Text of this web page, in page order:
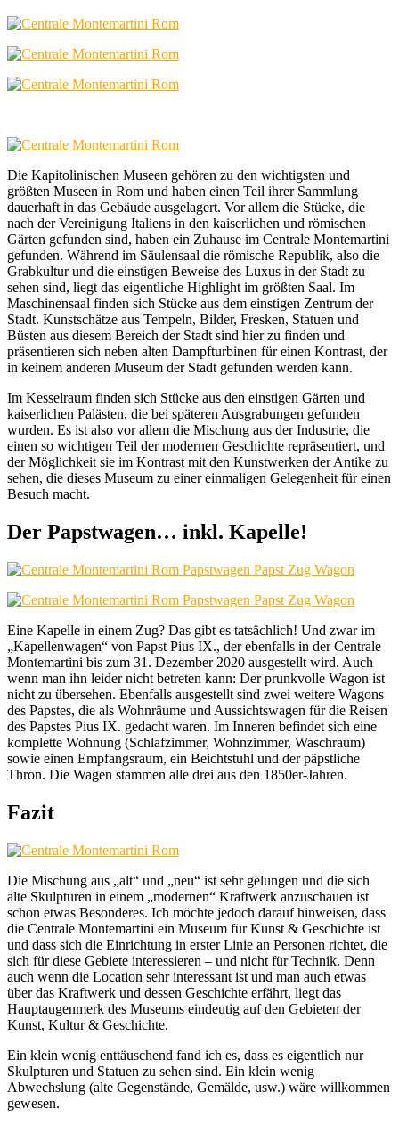
Die Kapitolinischen Museen gehören zu den wichtigsten und
größten Museen in Rom und haben einen Teil ihrer Sammlung
dauerhaft in das Gebäude ausgelagert. Vor allem die Stücke, die
nach der Vereinigung Italiens in den kaiserlichen und römischen
Gärten gefunden sind, haben ein Zuhause im Centrale Montemartini
gefunden. Während im Säulensaal die römische Republik, also die
Grabkultur und die einstigen Beweise des Luxus in der Stadt zu
sehen sind, liegt das eigentliche Highlight im größten Saal. Im
Maschinensaal finden sich Stücke aus dem einstigen Zentrum der
Stadt. Kunstschätze aus Tempeln, Bilder, Fresken, Statuen und
Büsten aus diesem Bereich der Stadt sind hier zu finden und
präsentieren sich neben alten Dampfturbinen für einen Kontrast, der
in keinem anderen Museum der Stadt gefunden werden kann.
Im Kesselraum finden sich Stücke aus den einstigen Gärten und
kaiserlichen Palästen, die bei späteren Ausgrabungen gefunden
wurden. Es ist also vor allem die Mischung aus der Industrie, die
einen so wichtigen Teil der modernen Geschichte repräsentiert, und
der Möglichkeit sie im Kontrast mit den Kunstwerken der Antike zu
sehen, die dieses Museum zu einer einmaligen Gelegenheit für einen
Besuch macht.
Der Papstwagen… inkl. Kapelle!
Eine Kapelle in einem Zug? Das gibt es tatsächlich! Und zwar im
„Kapellenwagen“ von Papst Pius IX., der ebenfalls in der Centrale
Montemartini bis zum 31. Dezember 2020 ausgestellt wird. Auch
wenn man ihn leider nicht betreten kann: Der prunkvolle Wagon ist
nicht zu übersehen. Ebenfalls ausgestellt sind zwei weitere Wagons
des Papstes, die als Wohnräume und Aussichtswagen für die Reisen
des Papstes Pius IX. gedacht waren. Im Inneren befindet sich eine
komplette Wohnung (Schlafzimmer, Wohnzimmer, Waschraum)
sowie einen Empfangsraum, ein Beichtstuhl und der päpstliche
Thron. Die Wagen stammen alle drei aus den 1850er-Jahren.
Fazit
Die Mischung aus „alt“ und „neu“ ist sehr gelungen und die sich
alte Skulpturen in einem „modernen“ Kraftwerk anzuschauen ist
schon etwas Besonderes. Ich möchte jedoch darauf hinweisen, dass
die Centrale Montemartini ein Museum für Kunst & Geschichte ist
und dass sich die Einrichtung in erster Linie an Personen richtet, die
sich für diese Gebiete interessieren – und nicht für Technik. Denn
auch wenn die Location sehr interessant ist und man auch etwas
über das Kraftwerk und dessen Geschichte erfährt, liegt das
Hauptaugenmerk des Museums eindeutig auf den Gebieten der
Kunst, Kultur & Geschichte.
Ein klein wenig enttäuschend fand ich es, dass es eigentlich nur
Skulpturen und Statuen zu sehen sind. Ein klein wenig
Abwechslung (alte Gegenstände, Gemälde, usw.) wäre willkommen
gewesen.